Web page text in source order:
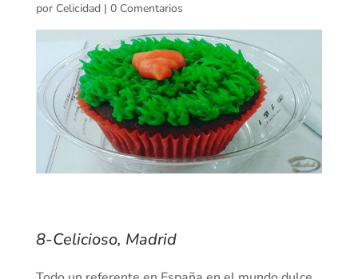
por Celicidad| 0 Comentarios
8-Celicioso, Madrid